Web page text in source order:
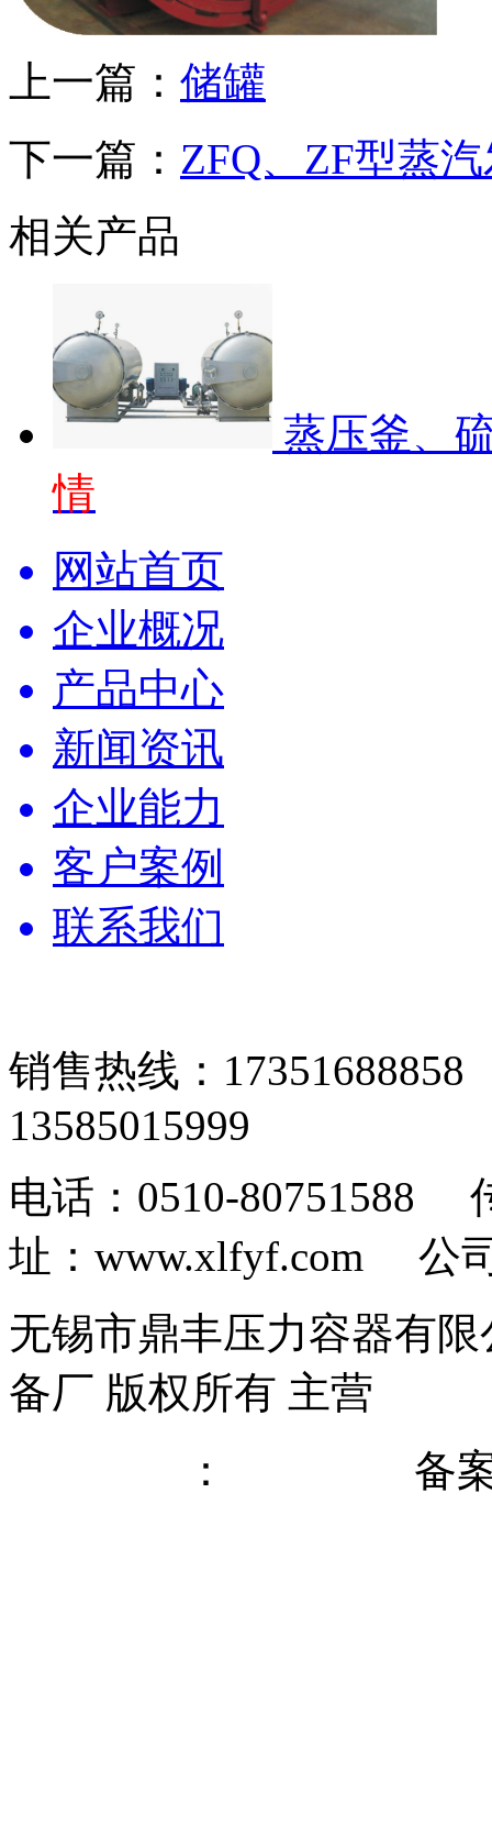
上一篇： 储罐
下一篇： ZFQ、ZF型蒸
相关产品
蒸压釜、
情
网站首页
企业概况
产品中心
新闻资讯
企业能力
客户案例
联系我们
销售热线：
13585015999
电话：0510-80751588
址：www.xlfyf.com 公
无锡市鼎丰压力容器有
备厂 版权所有 主营
：
备